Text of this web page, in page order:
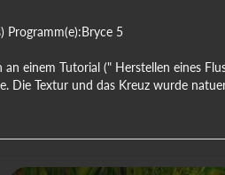
Programm(e):Bryce 5
an einem Tutorial (" Herstellen eines
Die Textur und das Kreuz wurde